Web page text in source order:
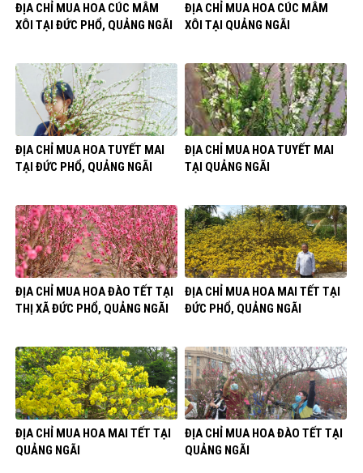
ĐỊA CHỈ MUA HOA CÚC MÂM
XÔI TẠI ĐỨC PHỔ, QUẢNG NGÃI
ĐỊA CHỈ MUA HOA CÚC MÂM
XÔI TẠI QUẢNG NGÃI
ĐỊA CHỈ MUA HOA TUYẾT MAI
TẠI ĐỨC PHỔ, QUẢNG NGÃI
ĐỊA CHỈ MUA HOA TUYẾT MAI
TẠI QUẢNG NGÃI
ĐỊA CHỈ MUA HOA ĐÀO TẾT TẠI
THỊ XÃ ĐỨC PHỔ, QUẢNG NGÃI
ĐỊA CHỈ MUA HOA MAI TẾT TẠI
ĐỨC PHỔ, QUẢNG NGÃI
ĐỊA CHỈ MUA HOA MAI TẾT TẠI
QUẢNG NGÃI
ĐỊA CHỈ MUA HOA ĐÀO TẾT TẠI
QUẢNG NGÃI